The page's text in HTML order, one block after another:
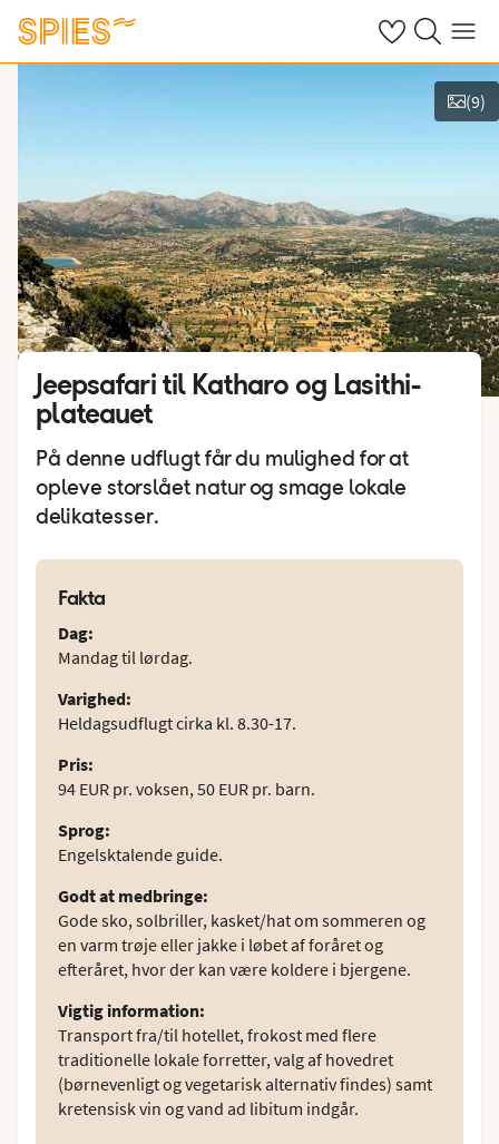
Se dine gemte
Søg påMenu
Vis billeder
(9)
Jeepsafari til Katharo og Lasithi-
plateauet
På denne udflugt får du mulighed for at
opleve storslået natur og smage lokale
delikatesser.
Fakta
Dag:
Mandag til lørdag.
Varighed:
Heldagsudflugt cirka kl. 8.30-17.
Pris:
94 EUR pr. voksen, 50 EUR pr. barn.
Sprog:
Engelsktalende guide.
Godt at medbringe:
Gode sko, solbriller, kasket/hat om sommeren og
en varm trøje eller jakke i løbet af foråret og
efteråret, hvor der kan være koldere i bjergene.
Vigtig information:
Transport fra/til hotellet, frokost med flere
traditionelle lokale forretter, valg af hovedret
(børnevenligt og vegetarisk alternativ findes) samt
kretensisk vin og vand ad libitum indgår.